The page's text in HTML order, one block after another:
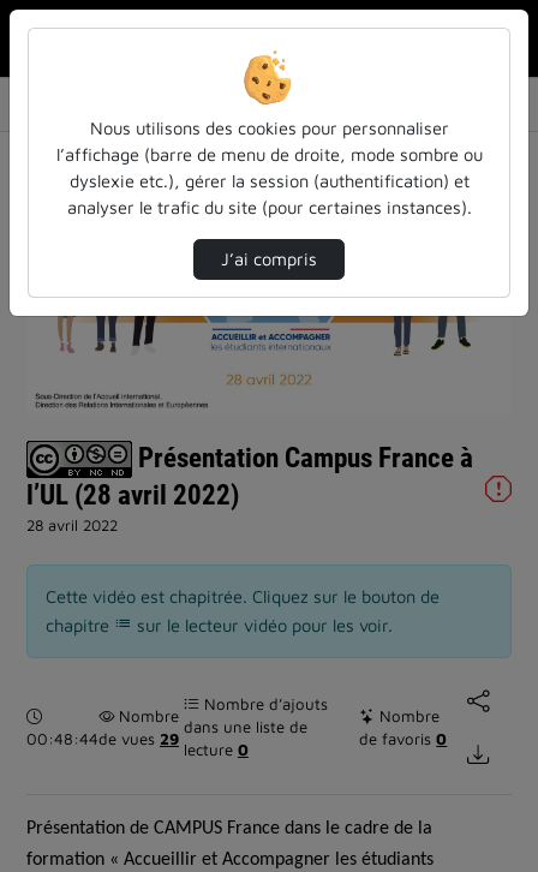
Présentation Campus France à l’UL (28 avril …
Lire
la
Présentation Campus France à
l’UL (28 avril 2022)
28 avril 2022
Cette vidéo est chapitrée. Cliquez sur le bouton de
chapitre
sur le lecteur vidéo pour les voir.
Durée :
00:48:44
Nombre
de vues 29
Nombre d’ajouts
dans une liste de
lecture 0
Nombre
de favoris0
Présentation de CAMPUS France dans le cadre de la
formation « Accueillir et Accompagner les étudiants
Nous utilisons des cookies pour personnaliser
l’affichage (barre de menu de droite, mode sombre ou
dyslexie etc.), gérer la session (authentification) et
analyser le trafic du site (pour certaines instances).
J’ai compris